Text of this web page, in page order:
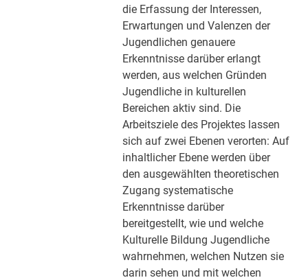
die Erfassung der Interessen,
Erwartungen und Valenzen der
Jugendlichen genauere
Erkenntnisse darüber erlangt
werden, aus welchen Gründen
Jugendliche in kulturellen
Bereichen aktiv sind. Die
Arbeitsziele des Projektes lassen
sich auf zwei Ebenen verorten: Auf
inhaltlicher Ebene werden über
den ausgewählten theoretischen
Zugang systematische
Erkenntnisse darüber
bereitgestellt, wie und welche
Kulturelle Bildung Jugendliche
wahrnehmen, welchen Nutzen sie
darin sehen und mit welchen